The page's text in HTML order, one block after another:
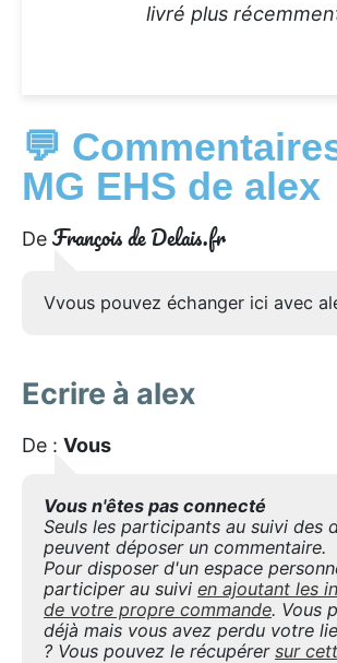
livré plus
💬
MG EHS de alex
De François de Delais.fr
Vvous pouvez échanger ici avec
Ecrire à alex
De : Vous
Vous n'êtes pas connecté
Seuls les participants au suivi des
peuvent déposer un commentaire.
Pour disposer d'un espace
participer au suivi en ajoutant les
de votre propre commande. Vous
déjà mais vous avez perdu votre
? Vous pouvez le récupérer sur